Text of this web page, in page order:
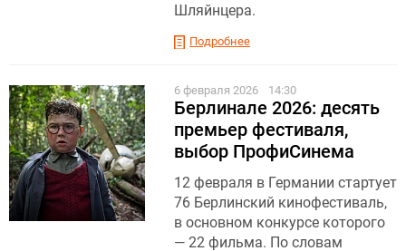
Шляйнцера.
Подробнее
6 февраля 2026 14:30
Берлинале 2026: десять
премьер фестиваля,
выбор ПрофиСинема
12 февраля в Германии стартует
76 Берлинский кинофестиваль,
в основном конкурсе которого
— 22 фильма. По словам